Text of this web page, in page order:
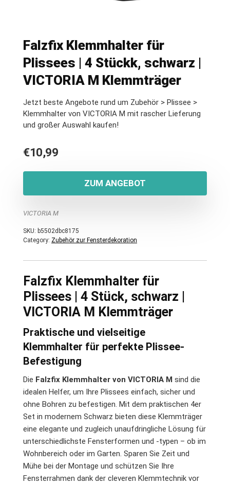
Falzfix Klemmhalter für
Plissees | 4 Stückk, schwarz |
VICTORIA M Klemmträger
Jetzt beste Angebote rund um Zubehör > Plissee >
Klemmhalter von VICTORIA M mit rascher Lieferung
und großer Auswahl kaufen!
€10,99
ZUM ANGEBOT
VICTORIA M
SKU: b5502dbc8175
Category: Zubehör zur Fensterdekoration
Falzfix Klemmhalter für
Plissees | 4 Stück, schwarz |
VICTORIA M Klemmträger
Praktische und vielseitige
Klemmhalter für perfekte Plissee-
Befestigung
Die Falzfix Klemmhalter von VICTORIA M sind die
idealen Helfer, um Ihre Plissees einfach, sicher und
ohne Bohren zu befestigen. Mit dem praktischen 4er
Set in modernem Schwarz bieten diese Klemmträger
eine elegante und zugleich unaufdringliche Lösung für
unterschiedlichste Fensterformen und -typen – ob im
Wohnbereich oder im Garten. Sparen Sie Zeit und
Mühe bei der Montage und schützen Sie Ihre
Fensterrahmen dank der cleveren Klemmtechnik vor